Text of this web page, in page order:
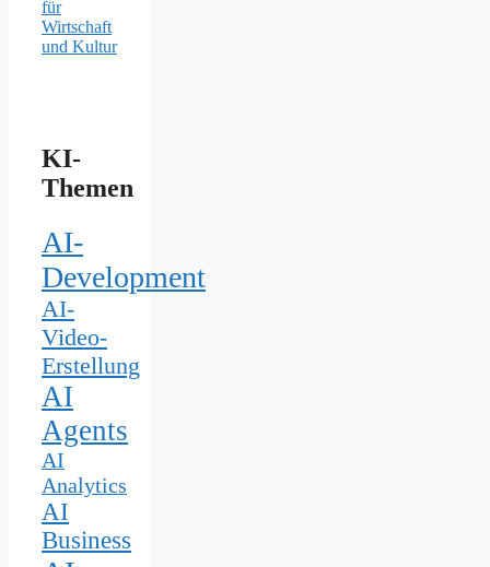
für
Wirtschaft
und Kultur
KI-
Themen
AI-
Development
AI-
Video-
Erstellung
AI
Agents
AI
Analytics
AI
Business